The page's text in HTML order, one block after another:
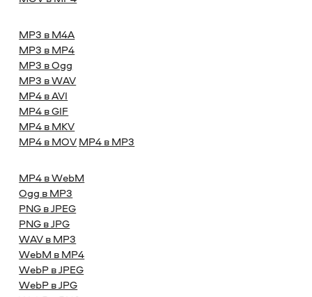
MP3 в M4A
MP3 в MP4
MP3 в Ogg
MP3 в WAV
MP4 в AVI
MP4 в GIF
MP4 в MKV
MP4 в MOVMP4 в MP3
MP4 в WebM
Ogg в MP3
PNG в JPEG
PNG в JPG
WAV в MP3
WebM в MP4
WebP в JPEG
WebP в JPG